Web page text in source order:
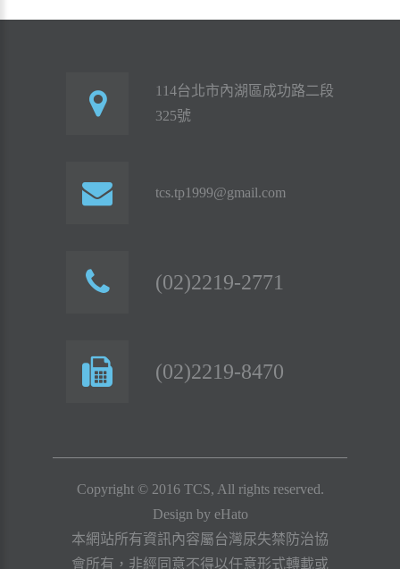
114台北市內湖區成功路二段
325號
tcs.tp1999@gmail.com
(02)2219-2771
(02)2219-8470
Copyright © 2016 TCS, All rights reserved.
Design by eHato
本網站所有資訊內容屬台灣尿失禁防治協
會所有，非經同意不得以任意形式轉載或